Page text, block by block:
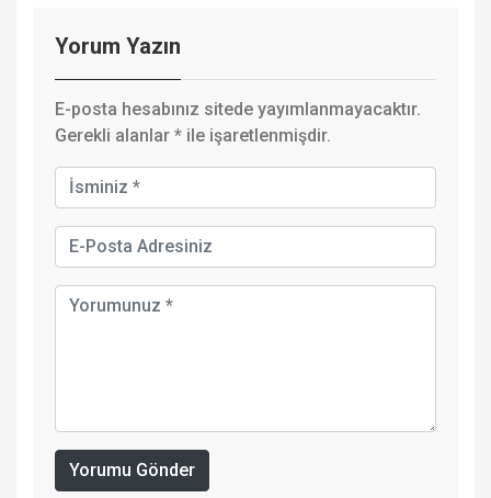
Yorum Yazın
E-posta hesabınız sitede yayımlanmayacaktır.
Gerekli alanlar * ile işaretlenmişdir.
Yorumu Gönder